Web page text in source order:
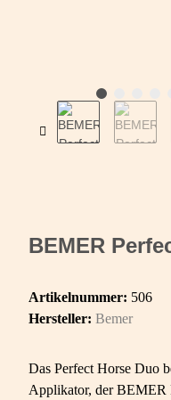
BEMER
Artikelnummer: 506
Hersteller: Bemer
Das Perfect Horse Duo
Applikator, der BEMER